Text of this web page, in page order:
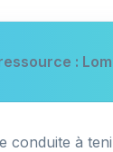
:
conduite à